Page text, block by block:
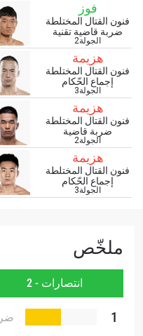
فوز
فنون القتال المختلطة
ضربة قاضية تقنية
الجولة2
هزيمة
فنون القتال المختلطة
إجماع الحّكام
الجولة3
هزيمة
فنون القتال المختلطة
ضربة قاضية
الجولة2
هزيمة
فنون القتال المختلطة
إجماع الحّكام
الجولة3
ملخّص
انتصارات - 2
1
المنافس
العرض
شاهد
ابق على اطّلاع
خذ بطولة "ون" معك
إلى آخر الأخبار،
أفضل المقاعد لعروضنا
البريد الإلكتروني
الإسم
واستخدامها والإفصاح
يمكنك إلغاء